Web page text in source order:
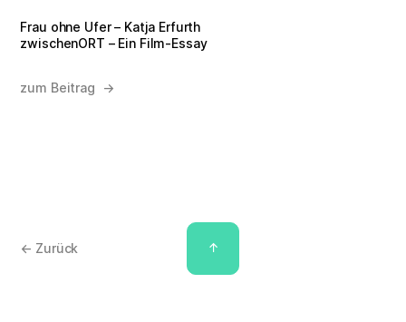
Frau ohne Ufer – Katja Erfurth
zwischenORT – Ein Film-Essay
zum Beitrag →
← Zurück ↑